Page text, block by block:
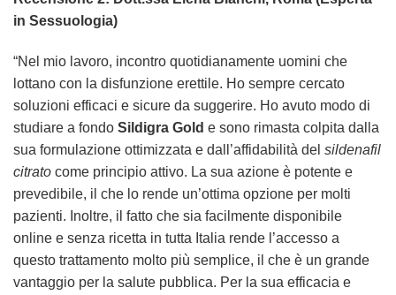
in Sessuologia)
“Nel mio lavoro, incontro quotidianamente uomini che
lottano con la disfunzione erettile. Ho sempre cercato
soluzioni efficaci e sicure da suggerire. Ho avuto modo di
studiare a fondo Sildigra Gold e sono rimasta colpita dalla
sua formulazione ottimizzata e dall’affidabilità del sildenafil
citrato come principio attivo. La sua azione è potente e
prevedibile, il che lo rende un’ottima opzione per molti
pazienti. Inoltre, il fatto che sia facilmente disponibile
online e senza ricetta in tutta Italia rende l’accesso a
questo trattamento molto più semplice, il che è un grande
vantaggio per la salute pubblica. Per la sua efficacia e